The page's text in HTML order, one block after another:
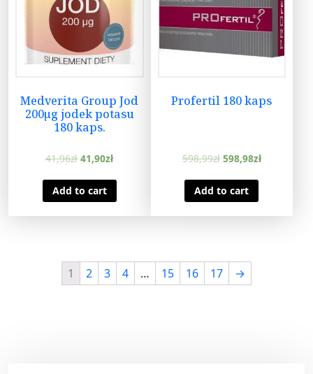
Medverita Group Jod
200µg jodek potasu
180 kaps.
41,96zł 41,90zł
Add to cart
Profertil 180 kaps
598,99zł 598,98zł
Add to cart
1 2 3 4 … 15 16 17 →